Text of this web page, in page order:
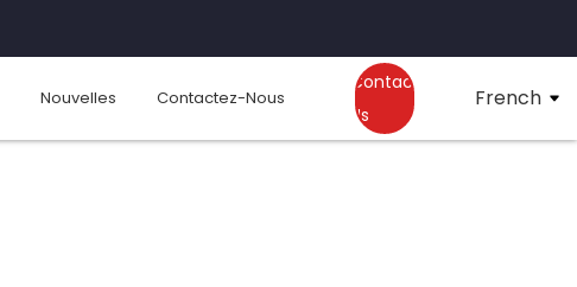
Nouvelles Contactez-Nous
Contact
Us
French